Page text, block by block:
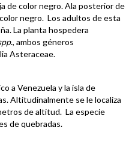
de color negro. Ala posterior de
negro. Los adultos de esta
La planta hospedera
., ambos géneros
Asteraceae.
a Venezuela y la isla de
Altitudinalmente se le localiza
de altitud. La especie
de quebradas.